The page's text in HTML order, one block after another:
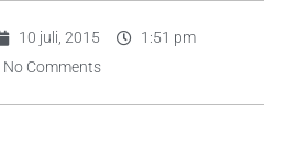
10 juli, 2015
1:51 pm
No Comments